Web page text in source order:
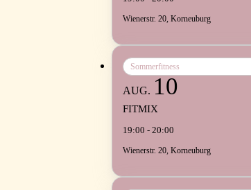
Wienerstr. 20, Korneuburg
Sommerfitness
AUG. 10
FITMIX
19:00 - 20:00
Wienerstr. 20, Korneuburg